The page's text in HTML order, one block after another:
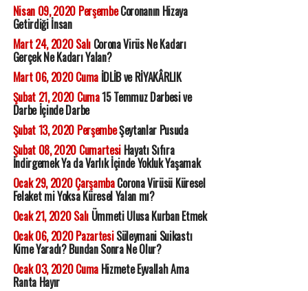
Nisan 09, 2020 PerşembeCoronanın Hizaya
Getirdiği İnsan
Mart 24, 2020 SalıCorona Virüs Ne Kadarı
Gerçek Ne Kadarı Yalan?
Mart 06, 2020 CumaİDLİB ve RİYAKÂRLIK
Şubat 21, 2020 Cuma15 Temmuz Darbesi ve
Darbe İçinde Darbe
Şubat 13, 2020 PerşembeŞeytanlar Pusuda
Şubat 08, 2020 CumartesiHayatı Sıfıra
İndirgemek Ya da Varlık İçinde Yokluk Yaşamak
Ocak 29, 2020 ÇarşambaCorona Virüsü Küresel
Felaket mi Yoksa Küresel Yalan mı?
Ocak 21, 2020 SalıÜmmeti Ulusa Kurban Etmek
Ocak 06, 2020 PazartesiSüleymani Suikastı
Kime Yaradı? Bundan Sonra Ne Olur?
Ocak 03, 2020 CumaHizmete Eyvallah Ama
Ranta Hayır